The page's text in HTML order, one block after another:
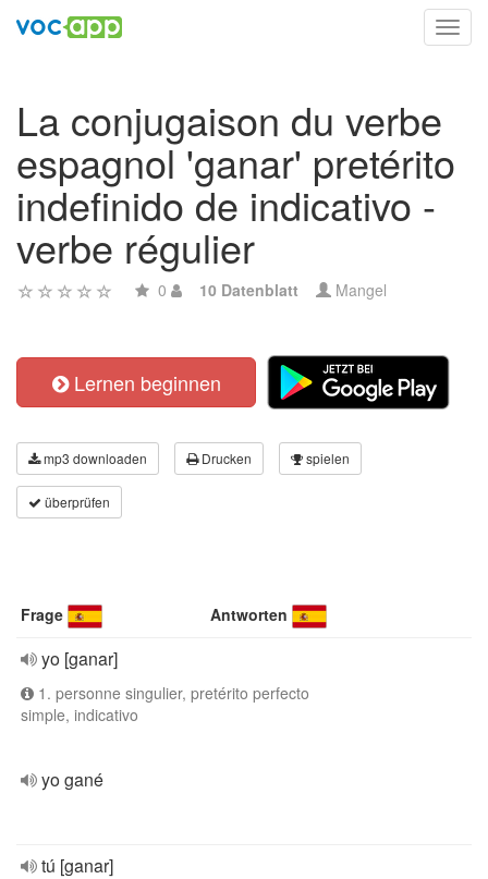
La conjugaison du verbe
espagnol 'ganar' pretérito
indefinido de indicativo -
verbe régulier
0 10 Datenblatt Mangel
Lernen beginnen
mp3 downloaden Drucken spielen
überprüfen
Frage Antworten
yo [ganar]
1. personne singulier, pretérito perfecto
simple, indicativo
yo gané
tú [ganar]